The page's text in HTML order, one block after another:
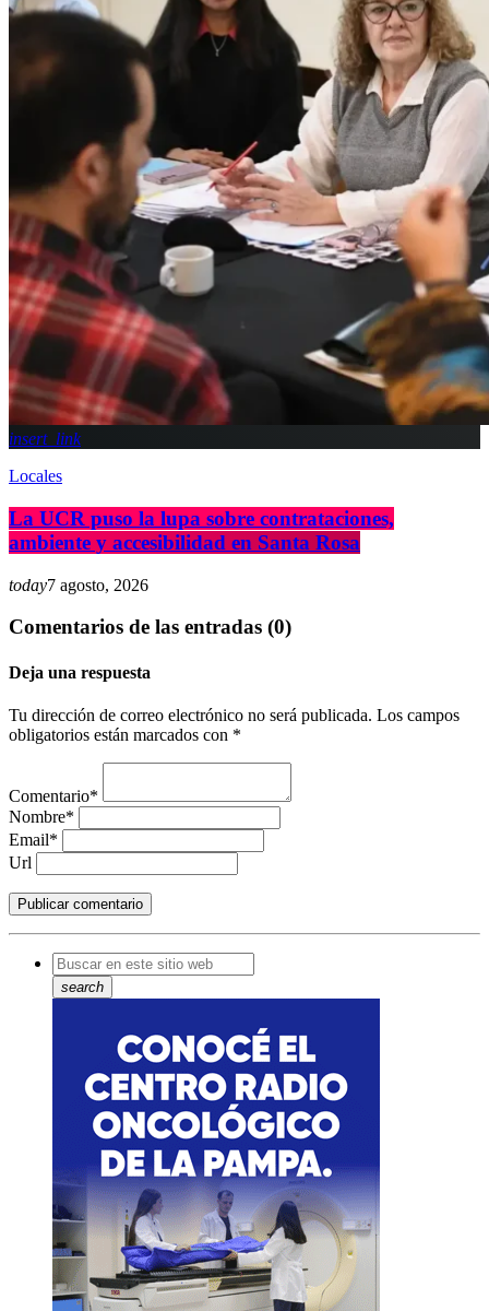
insert_link
Locales
La UCR puso la lupa sobre contrataciones,
ambiente y accesibilidad en Santa Rosa
today7 agosto, 2026
Comentarios de las entradas (0)
Deja una respuesta
Tu dirección de correo electrónico no será publicada. Los campos
obligatorios están marcados con *
Comentario*
Nombre*
Email*
Url
search